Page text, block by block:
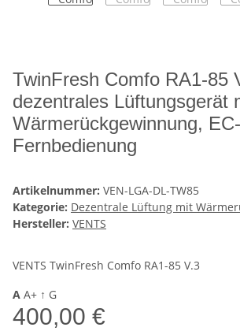
TwinFresh Comfo RA1-85
dezentrales Lüftungsgerät
Wärmerückgewinnung,
Fernbedienung
Artikelnummer: VEN-LGA-DL-TW85
Kategorie: Dezentrale Lüftung mit
Hersteller: VENTS
VENTS TwinFresh Comfo RA1-85 V.3
A A+ ↑ G
400,00 €